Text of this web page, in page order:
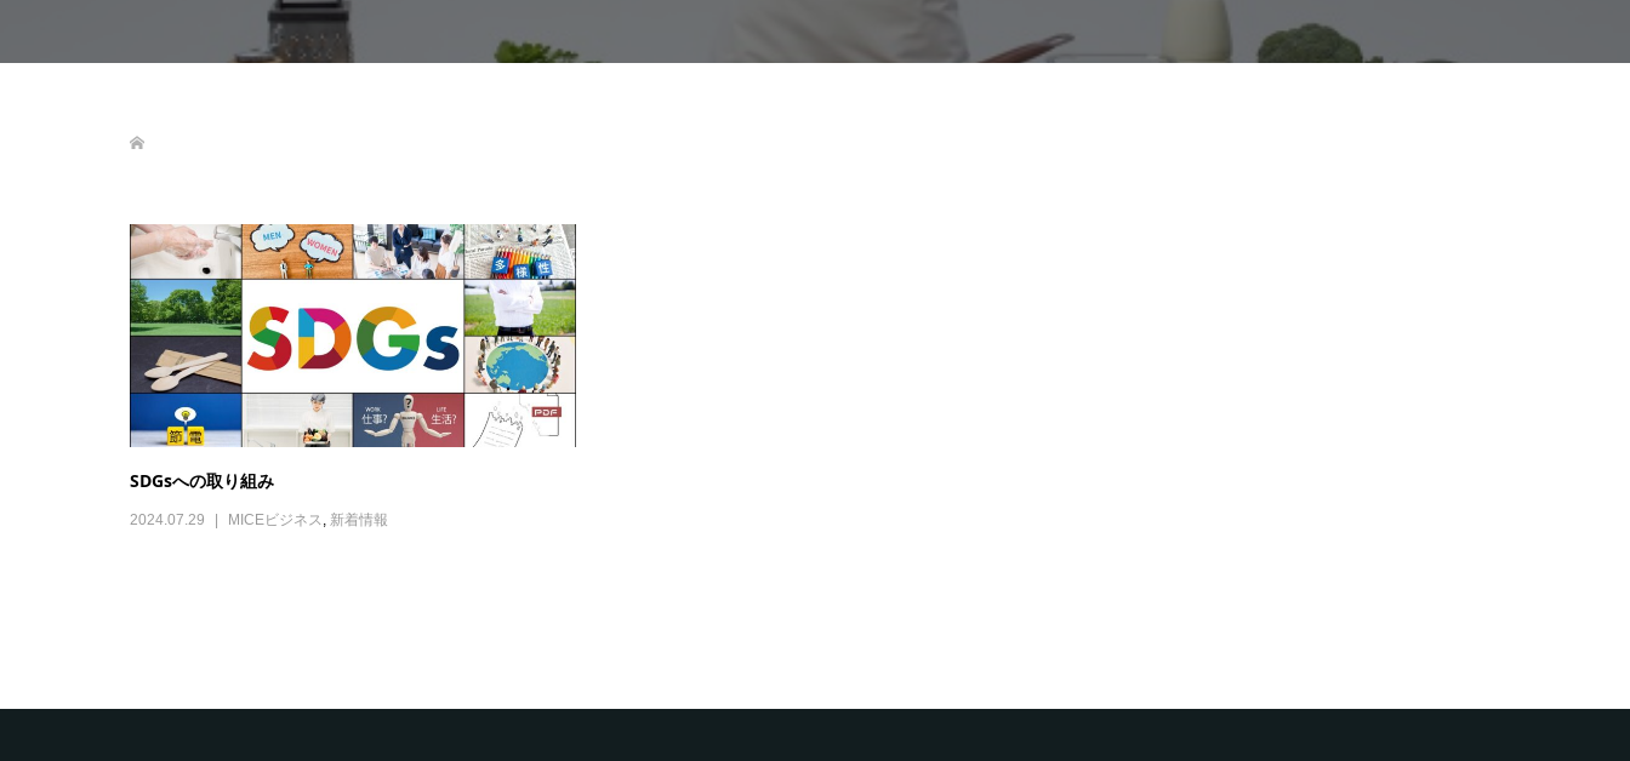
SDGsへの取り組み
2024.07.29 MICEビジネス 新着情報